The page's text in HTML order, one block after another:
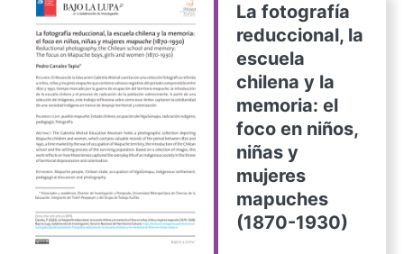
La fotografía
reduccional, la
escuela
chilena y la
memoria: el
foco en niños,
niñas y
mujeres
mapuches
(1870-1930)